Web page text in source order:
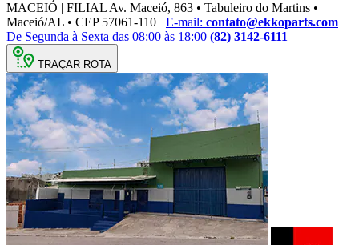
MACEIÓ | FILIAL Av. Maceió, 863 • Tabuleiro do Martins •
Maceió/AL • CEP 57061-110
E-mail: contato@ekkoparts.com
De Segunda à Sexta das 08:00 às 18:00 (82) 3142-6111
TRAÇAR ROTA